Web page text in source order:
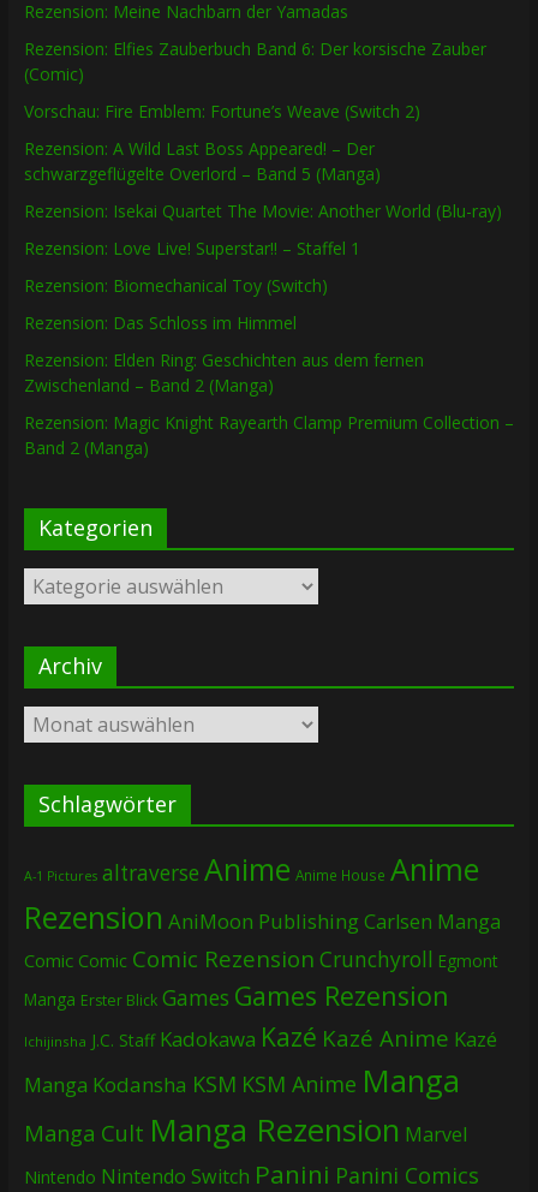
Rezension: Meine Nachbarn der Yamadas
Rezension: Elfies Zauberbuch Band 6: Der korsische Zauber
(Comic)
Vorschau: Fire Emblem: Fortune’s Weave (Switch 2)
Rezension: A Wild Last Boss Appeared! – Der
schwarzgeflügelte Overlord – Band 5 (Manga)
Rezension: Isekai Quartet The Movie: Another World (Blu-ray)
Rezension: Love Live! Superstar!! – Staffel 1
Rezension: Biomechanical Toy (Switch)
Rezension: Das Schloss im Himmel
Rezension: Elden Ring: Geschichten aus dem fernen
Zwischenland – Band 2 (Manga)
Rezension: Magic Knight Rayearth Clamp Premium Collection –
Band 2 (Manga)
Kategorien
Kategorien
Archiv
Archiv
Schlagwörter
A-1 Pictures altraverse Anime Anime House Anime
Rezension AniMoon PublishingCarlsen Manga
Comic Comic Comic Rezension Crunchyroll Egmont
Manga Erster Blick Games Games Rezension
Ichijinsha J.C. Staff Kadokawa Kazé Kazé Anime Kazé
Manga Kodansha KSM KSM Anime Manga
Manga Cult Manga Rezension Marvel
Nintendo Nintendo Switch Panini Panini Comics